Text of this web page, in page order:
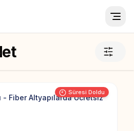
Süresi Doldu
- Fiber Altyapılarda Ücretsiz